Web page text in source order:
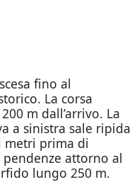
fino al
La corsa
m dall’arrivo. La
a sinistra sale ripida
metri prima di
attorno al
lungo 250 m.